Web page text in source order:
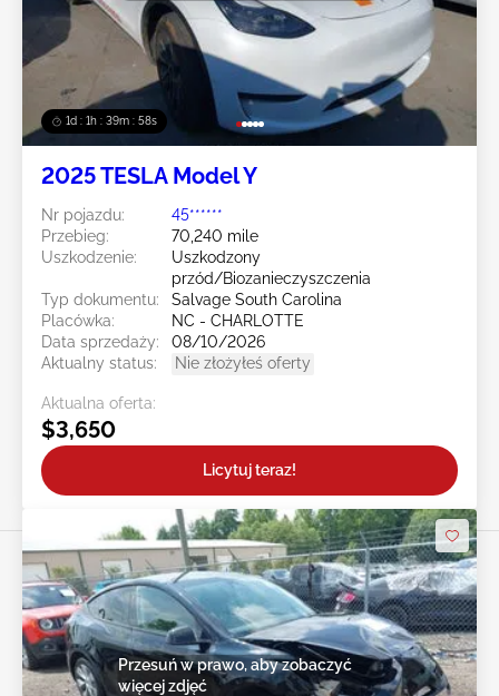
1d : 1h : 39m : 55s
2025 TESLA Model Y
Nr pojazdu:
45******
Przebieg:
70,240 mile
Uszkodzenie:
Uszkodzony
przód/Biozanieczyszczenia
Typ dokumentu:
Salvage South Carolina
Placówka:
NC - CHARLOTTE
Data sprzedaży:
08/10/2026
Aktualny status:
Nie złożyłeś oferty
Aktualna oferta:
$3,650
Licytuj teraz!
Przesuń w prawo, aby zobaczyć
więcej zdjęć